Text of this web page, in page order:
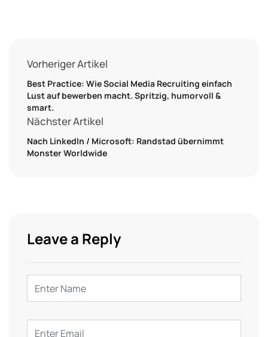
Vorheriger Artikel
Best Practice: Wie Social Media Recruiting einfach
Lust auf bewerben macht. Spritzig, humorvoll &
smart.
Nächster Artikel
Nach LinkedIn / Microsoft: Randstad übernimmt
Monster Worldwide
Leave a Reply